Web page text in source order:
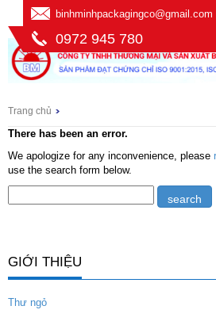
binhminhpackagingco@gmail.com
0972 945 780
Trang chủ
There has been an error.
We apologize for any inconvenience, please
use the search form below.
GIỚI THIỆU
Thư ngỏ